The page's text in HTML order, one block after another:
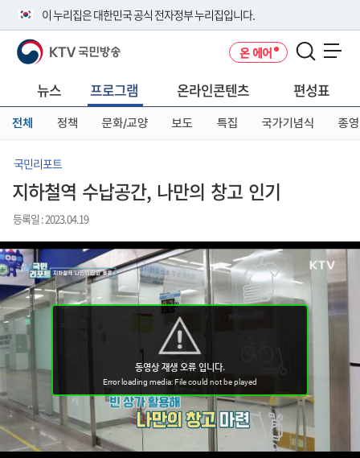
이 누리집은 대한민국 공식 전자정부 누리집입니다.
공식 누리집 주소 확인하기
니다.
이밖에 or.kr 또는 .kr등 다른 도메인 주소를 사용하고 있다면 아래 URL에
서 도메인 주소를 확인해 보세요
KTV 국민방송 온 에어
뉴스 프로그램 온라인콘텐츠 편성표
전체 정책 문화/교양 보도 특집 국가기념식 종영
국민리포트
지하철역 수납공간, 나만의 창고 인기
등록일 : 2023.04.19